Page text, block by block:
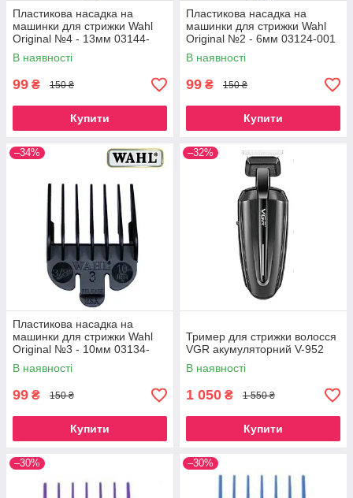
Пластикова насадка на
машинки для стрижки Wahl
Original №4 - 13мм 03144-
001
В наявності
99 ₴ 150 ₴
Купити
Пластикова насадка на
машинки для стрижки Wahl
Original №2 - 6мм 03124-001
В наявності
99 ₴ 150 ₴
Купити
–34%
Пластикова насадка на
машинки для стрижки Wahl
Original №3 - 10мм 03134-
001
В наявності
99 ₴ 150 ₴
Купити
–32%
Тример для стрижки волосся
VGR акумуляторний V-952
В наявності
1 050 ₴ 1 550 ₴
Купити
–30% –30%